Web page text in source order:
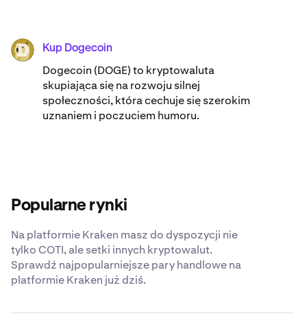
DOGE Kup Dogecoin
Dogecoin (DOGE) to kryptowaluta
skupiająca się na rozwoju silnej
społeczności, która cechuje się szerokim
uznaniem i poczuciem humoru.
Popularne rynki
Na platformie Kraken masz do dyspozycji nie
tylko COTI, ale setki innych kryptowalut.
Sprawdź najpopularniejsze pary handlowe na
platformie Kraken już dziś.